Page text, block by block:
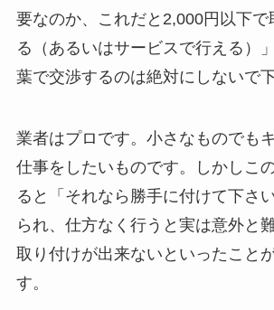
要なのか、これだと2,000円以下で
る（あるいはサービスで行える）
葉で交渉するのは絶対にしないで下
業者はプロです。小さなものでも
仕事をしたいものです。しかしこ
ると「それなら勝手に付けて下さ
られ、仕方なく行うと実は意外と
取り付けが出来ないといったこと
す。